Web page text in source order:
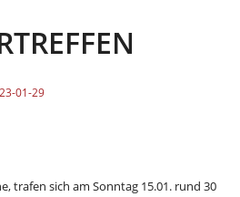
01-29
trafen sich am Sonntag 15.01. rund 30